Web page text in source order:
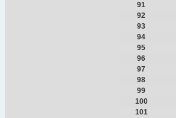
91
92
93
94
95
96
97
98
99
100
101